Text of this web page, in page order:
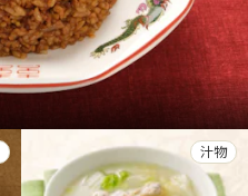
汁物